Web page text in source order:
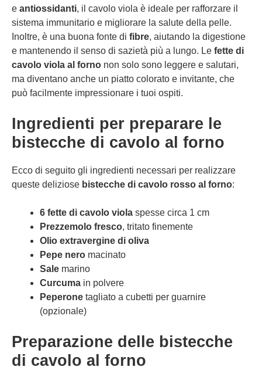
e antiossidanti, il cavolo viola è ideale per rafforzare il
sistema immunitario e migliorare la salute della pelle.
Inoltre, è una buona fonte di fibre, aiutando la digestione
e mantenendo il senso di sazietà più a lungo. Le fette di
cavolo viola al forno non solo sono leggere e salutari,
ma diventano anche un piatto colorato e invitante, che
può facilmente impressionare i tuoi ospiti.
Ingredienti per preparare le
bistecche di cavolo al forno
Ecco di seguito gli ingredienti necessari per realizzare
queste deliziose bistecche di cavolo rosso al forno:
6 fette di cavolo viola spesse circa 1 cm
Prezzemolo fresco, tritato finemente
Olio extravergine di oliva
Pepe nero macinato
Sale marino
Curcuma in polvere
Peperone tagliato a cubetti per guarnire
(opzionale)
Preparazione delle bistecche
di cavolo al forno